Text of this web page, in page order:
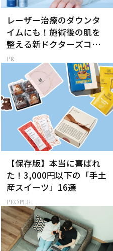
レーザー治療のダウンタ
イムにも！施術後の肌を
整える新ドクターズコス
メ
【保存版】本当に喜ばれ
た！3,000円以下の「手土
産スイーツ」16選
PEOPLE